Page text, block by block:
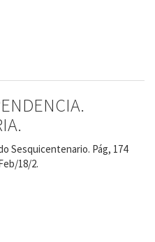
Sesquicentenario. Pág, 174
18/2.